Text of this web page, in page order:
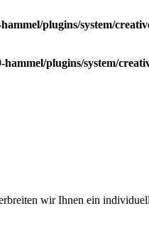
plugins/system/
hammel/plugins/system/
wir Ihnen ein